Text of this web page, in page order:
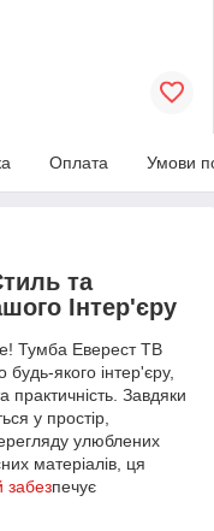
Оплата Умови
та
Інтер'єру
Тумба Еверест ТВ
якого інтер'єру,
практичність. Завдяки
у простір,
улюблених
матеріалів, ця
забезпечує